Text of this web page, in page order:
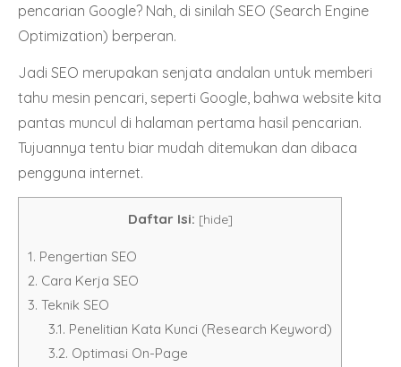
pencarian Google? Nah, di sinilah SEO (Search Engine
Optimization) berperan.
Jadi SEO merupakan senjata andalan untuk memberi
tahu mesin pencari, seperti Google, bahwa website kita
pantas muncul di halaman pertama hasil pencarian.
Tujuannya tentu biar mudah ditemukan dan dibaca
pengguna internet.
Daftar Isi: [hide]
1. Pengertian SEO
2. Cara Kerja SEO
3. Teknik SEO
3.1. Penelitian Kata Kunci (Research Keyword)
3.2. Optimasi On-Page